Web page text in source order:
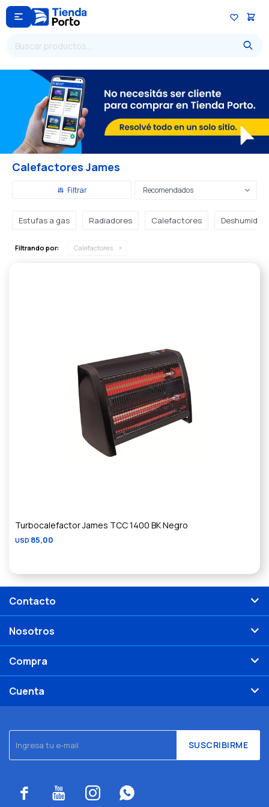

Calefactores James
Recomendados
Estufas a gas Radiadores Calefactores
Filtrando por: Calefactores
Turbocalefactor James TCC 1400 BK Negro
USD 85,00
SUSCRIBIRME
   
Contacto
Nosotros
Compra
Cuenta